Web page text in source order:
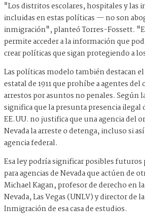
"Los distritos escolares, hospitales y las
incluidas en estas políticas — no son
inmigración", planteó Torres-Fossett.
permite acceder a la información que
crear políticas que sigan protegiendo a
Las políticas modelo también destacan
estatal de 1911 que prohíbe a agentes
arrestos por asuntos no penales. Según
significa que la presunta presencia ilegal
EE.UU. no justifica que una agencia del
Nevada la arreste o detenga, incluso si
agencia federal.
Esa ley podría significar posibles futuros
para agencias de Nevada que actúen de
Michael Kagan, profesor de derecho en
Nevada, Las Vegas (UNLV) y director de
Inmigración de esa casa de estudios.